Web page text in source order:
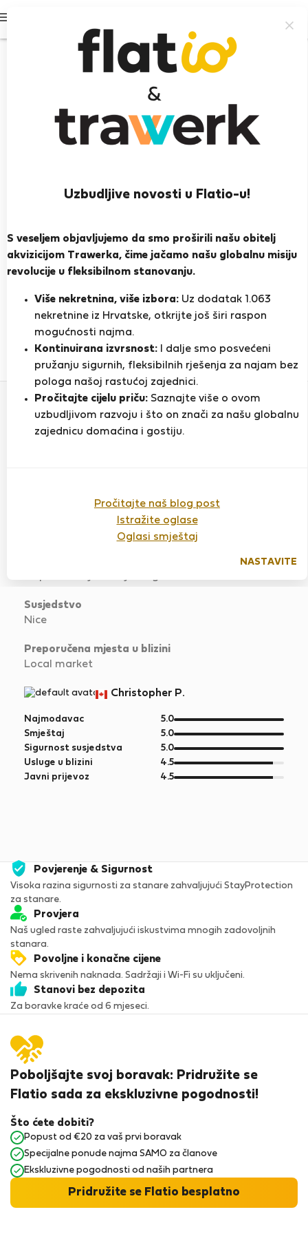
Uzbudljive novosti u Flatio-u!
S veseljem objavljujemo da smo proširili našu obitelj
akvizicijom Trawerka, čime jačamo našu globalnu misiju
revolucije u fleksibilnom stanovanju.
Više nekretnina, više izbora: Uz dodatak 1.063
nekretnine iz Hrvatske, otkrijte još širi raspon
mogućnosti najma.
Kontinuirana izvrsnost: I dalje smo posvećeni
pružanju sigurnih, fleksibilnih rješenja za najam bez
pologa našoj rastućoj zajednici.
Pročitajte cijelu priču: Saznajte više o ovom
uzbudljivom razvoju i što on znači za našu globalnu
zajednicu domaćina i gostiju.
Pročitajte naš blog post
Istražite oglase
Oglasi smještaj
NASTAVITE
Heroj susjedstva
PRIKAŽI ŽIVOTOPIS
Ocjena i reference
1
Ponude
3
Ocjena
Apartment with sea view
Ocijenjeno:01.04.2025
mjeseca
CATIA was easy to talk to and was available to
Susjedstvo
Nice
Preporučena mjesta u blizini
Local market
Christopher P.
Najmodavac 5.0od
5
Smještaj 5.0od
5
Sigurnost susjedstva 5.0od
5
Usluge u blizini 4.5od
5
Javni prijevoz 4.5od
Povjerenje & Sigurnost
Visoka razina sigurnosti za stanare zahvaljujući StayProtection
za stanare.
Provjera
Naš ugled raste zahvaljujući iskustvima mnogih zadovoljnih
stanara.
Povoljne i konačne cijene
Nema skrivenih naknada. Sadržaji i Wi-Fi su uključeni.
Stanovi bez depozita
Za boravke kraće od 6 mjeseci.
Poboljšajte svoj boravak: Pridružite se
Flatio sada za ekskluzivne pogodnosti!
Što ćete dobiti?
Popust od €20 za vaš prvi boravak
Specijalne ponude najma SAMO za članove
Ekskluzivne pogodnosti od naših partnera
Pridružite se Flatio besplatno